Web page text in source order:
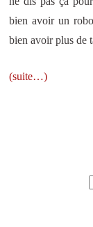
bien avoir un
bien avoir plus de
(suite…)